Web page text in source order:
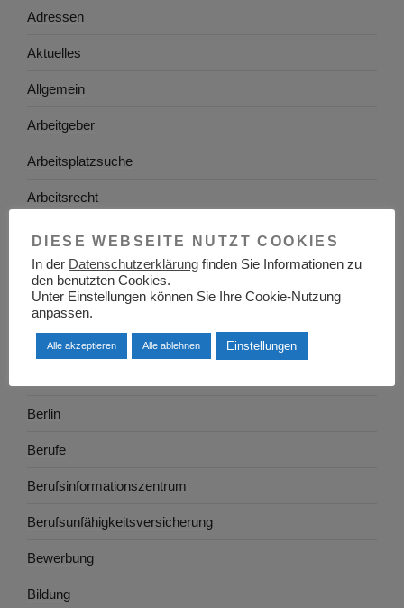
Adressen
Aktuelles
Allgemein
Arbeitgeber
Arbeitsplatzsuche
Arbeitsrecht
Arbeitswelt
Arbeitszeugnis
Ausbildung
Baden-Württemberg
Berlin
Berufe
Berufsinformationszentrum
Berufsunfähigkeitsversicherung
Bewerbung
Bildung
DIESE WEBSEITE NUTZT COOKIES
In der Datenschutzerklärung finden Sie Informationen zu
den benutzten Cookies.
Unter Einstellungen können Sie Ihre Cookie-Nutzung
anpassen.
Alle akzeptieren Alle ablehnen Einstellungen